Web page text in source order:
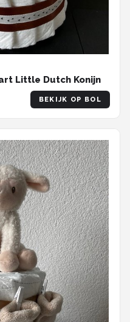
Little Dutch Konijn
BEKIJK OP BOL